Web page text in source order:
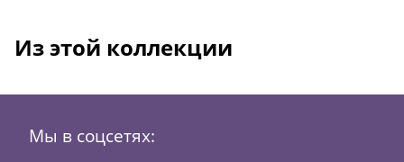
Из этой коллекции
Мы в соцсетях: